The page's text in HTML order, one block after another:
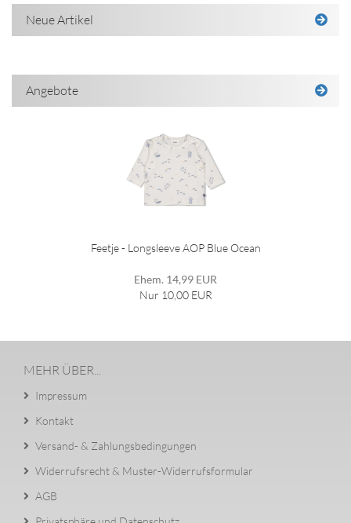
Neue Artikel
Angebote
Feetje - Longsleeve AOP Blue Ocean
Ehem. 14,99 EUR
Nur 10,00 EUR
MEHR ÜBER...
Impressum
Kontakt
Versand- & Zahlungsbedingungen
Widerrufsrecht & Muster-Widerrufsformular
AGB